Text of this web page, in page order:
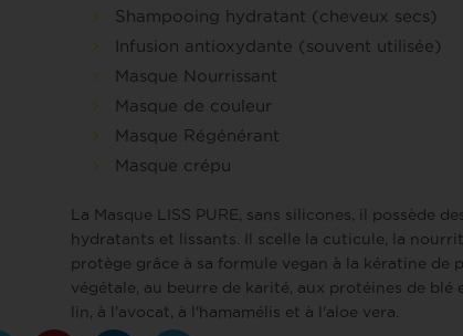
Shampooing hydratant (cheveux secs)
Infusion antioxydante (souvent utilisée)
Masque Nourrissant
Masque de couleur
Masque Régénérant
Masque crépu
La Masque LISS PURE, sans silicones, il possède
hydratants et lissants. Il scelle la cuticule, la
protège grâce à sa formule vegan à la kératine de
végétale, au beurre de karité, aux protéines de blé
lin, à l'avocat, à l'hamamélis et à l'aloe vera.